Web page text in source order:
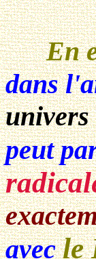
En
dans
univers
peut
avecle